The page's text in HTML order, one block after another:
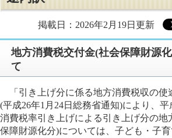
掲載日：2026年2月19日更新
地方消費税交付金(社会保障財源
て
「引き上げ分に係る地方消費税収の使
(平成26年1月24日総務省通知)により、
消費税率引き上げによる引き上げ分の地
保障財源化分)については、子ども・子